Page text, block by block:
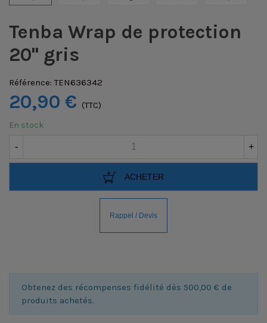
Tenba Wrap de protection
20'' gris
Référence: TEN636342
20,90 € (TTC)
En stock
- +
ACHETER
Obtenez des récompenses fidélité dès 500,00 € de
produits achetés.